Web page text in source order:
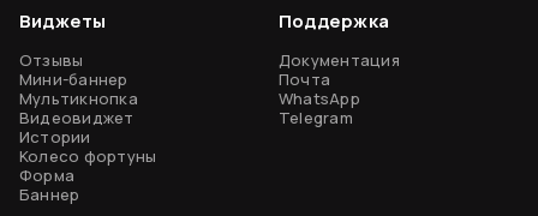
Виджеты
Отзывы
Мини-баннер
Мультикнопка
Видеовиджет
Виджеты
Отзывы
Мини-баннер
Мультикнопка
Видеовиджет
Истории
Колесо фортуны
Форма
Баннер
Поддержка
Документация
Почта
WhatsApp
Telegram